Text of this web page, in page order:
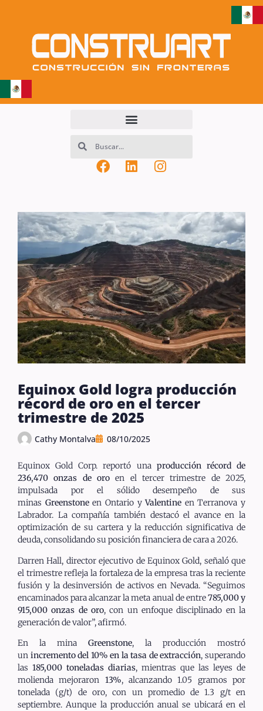
Equinox Gold logra producción
récord de oro en el tercer
trimestre de 2025
Cathy Montalva 08/10/2025
Equinox Gold Corp. reportó una producción récord de
236,470 onzas de oro en el tercer trimestre de 2025,
impulsada por el sólido desempeño de sus
minas Greenstoneen Ontario yValentine en Terranova y
Labrador. La compañía también destacó el avance en la
optimización de su cartera y la reducción significativa de
deuda, consolidando su posición financiera de cara a 2026.
Darren Hall, director ejecutivo de Equinox Gold, señaló que
el trimestre refleja la fortaleza de la empresa tras la reciente
fusión y la desinversión de activos en Nevada. “Seguimos
encaminados para alcanzar la meta anual de entre785,000 y
915,000 onzas de oro, con un enfoque disciplinado en la
generación de valor”, afirmó.
En la mina Greenstone, la producción mostró
un incremento del 10% en la tasa de extracción, superando
las 185,000 toneladas diarias, mientras que las leyes de
molienda mejoraron 13%, alcanzando 1.05 gramos por
tonelada (g/t) de oro, con un promedio de 1.3 g/t en
septiembre. Aunque la producción anual se ubicará en el